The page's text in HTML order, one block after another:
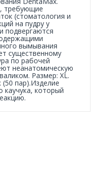
требующие
(стоматология и
на пудру у
подвергаются
вымывания
существенному
по рабочей
неанатомическую
Размер: XL.
(50 пар).Изделие
каучука, который